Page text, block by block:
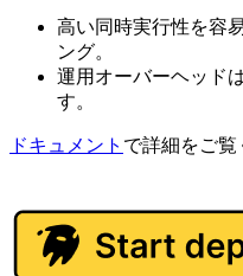
高い同時実行性を容
ング。
運用オーバーヘッド
す。
ドキュメント で詳細をご覧